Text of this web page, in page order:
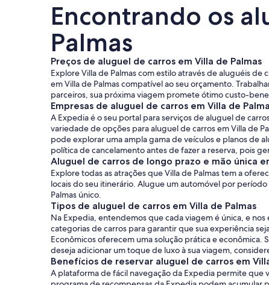
Encontrando os
Palmas
Preços de aluguel de carros em Villa de Palmas
Explore Villa de Palmas com estilo através de aluguéis
em Villa de Palmas compatível ao seu orçamento.
parceiros, sua próxima viagem promete ótimo custo-
Empresas de aluguel de carros em Villa de
A Expedia é o seu portal para serviços de aluguel de
variedade de opções para aluguel de carros em Villa de
pode explorar uma ampla gama de veículos e planos de
política de cancelamento antes de fazer a reserva, pois
Aluguel de carros de longo prazo e mão única
Explore todas as atrações que Villa de Palmas tem a
locais do seu itinerário. Alugue um automóvel por
Palmas único.
Tipos de aluguel de carros em Villa de Palmas
Na Expedia, entendemos que cada viagem é única, e
categorias de carros para garantir que sua experiência
Econômicos oferecem uma solução prática e econômica.
deseja adicionar um toque de luxo à sua viagem,
Benefícios de reservar aluguel de carros em
A plataforma de fácil navegação da Expedia permite que